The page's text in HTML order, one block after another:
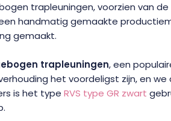
trapleuningen, voorzien van
handmatig gemaakte
gemaakt.
trapleuningen, een
het voordeligst zijn, en we
is het type RVS type GR zwart